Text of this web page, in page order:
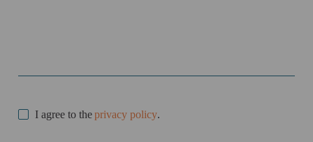
I agree to theprivacy policy.